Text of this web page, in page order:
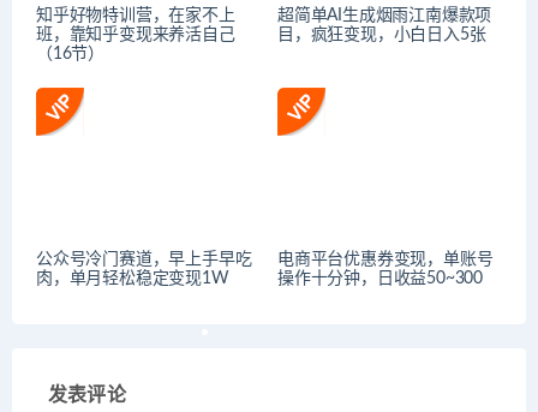
知乎好物特训营，在家不上
班，靠知乎变现来养活自己
（16节）
超简单AI生成烟雨江南爆款项
目，疯狂变现，小白日入5张
公众号冷门赛道，早上手早吃
肉，单月轻松稳定变现1W
电商平台优惠券变现，单账号
操作十分钟，日收益50~300
发表评论